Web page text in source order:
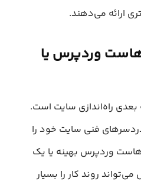
ارائه می‌دهند.
وردپرس یا
بعدی راه‌اندازی سایت است.
دردسرهای فنی سایت خود را
هاست وردپرس بهینه یا یک
روند کار را بسیار